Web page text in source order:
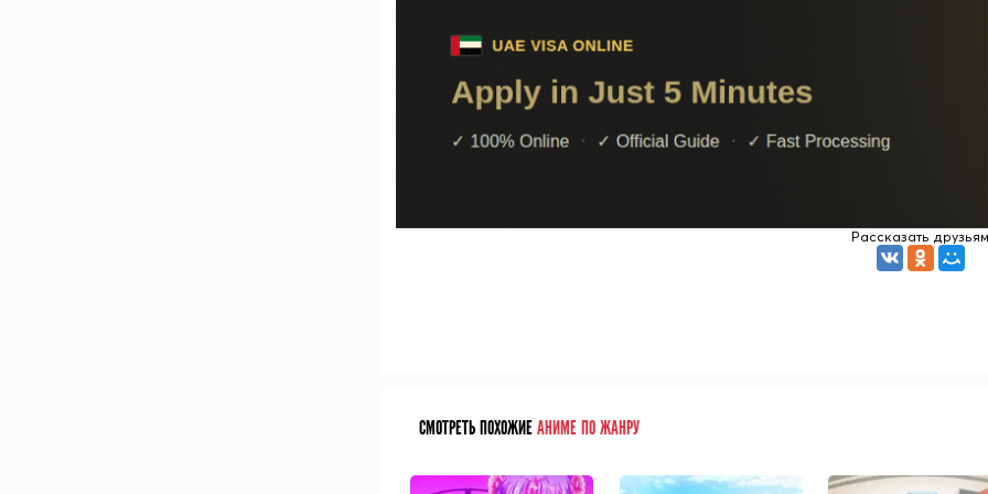
Рассказать друзьям
СМОТРЕТЬ ПОХОЖИЕАНИМЕ ПО ЖАНРУ